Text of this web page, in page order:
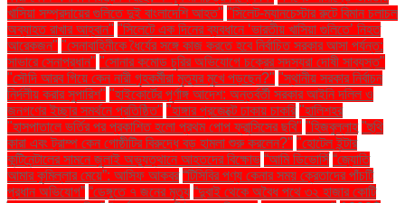
খাসিয়া সম্প্রদায়ের গুলিতে দুই বাংলাদেশি আহত" "সিলেট-ম্যানচেস্টার রুটে বিমান চলাচল
অব্যাহত রাখার আহ্বান" "সিলেটে এক দিনের ব্যবধানে ‘ভারতীয় খাসিয়া গু‌লিতে’ নিহত
আরেকজন" "সেনাবাহিনীকে ধৈর্যের সঙ্গে কাজ করতে হবে নির্বাচিত সরকার আসা পর্যন্ত:
সাভারে সেনাপ্রধান" "সোনার কমোড চুরির অভিযোগে চক্রের সদস্যরা দোষী সাব্যস্ত"
"সৌদি আরব গিয়ে কেন নারী গৃহকর্মীরা মৃত্যুর মুখে পড়ছেন?" "স্থানীয় সরকার নির্বাচন
নির্দলীয় করার সুপারিশ" "হাইকোর্টের পূর্ণাঙ্গ আদেশ: অন্তর্বর্তী সরকার আইনি দলিল ও
জনগণের ইচ্ছার সমর্থনে প্রতিষ্ঠিত" "হাঙ্গার প্রজেক্টে ঢাকায় চাকরি "হালিশহর
"হাসপাতালে ভর্তির পর প্রকাশিত হলো প্রথম পোপ ফ্রান্সিসের ছবি" "হিজবুল্লাহ "হুথি
কারা এবং ট্রাম্প কেন গোষ্ঠীটির বিরুদ্ধে বড় হামলা শুরু করলেন?" "হোটেল ইন্টার
কন্টিনেন্টালের সামনে জুলাই অভ্যুত্থানে আহতদের বিক্ষোভ “আমি ডিভোর্সি “জ্যোতি
আমার কুমিল্লার মেয়ে”: আসিফ আকবর “টিসিবির পণ্য কেনার সময় ক্রেতাদের পাঁচটি
প্রধান অভিযোগ” “ডেঙ্গুতে ৭ জনের মৃত্যু “দুবাই থেকে অবৈধ পথে ৩২ হাজার কোটি